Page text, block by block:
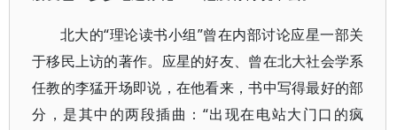
北大的“理论读书小组”曾在内部讨论应星一部关
于移民上访的著作。应星的好友、曾在北大社会学系
任教的李猛开场即说，在他看来，书中写得最好的部
分，是其中的两段插曲：“出现在电站大门口的疯